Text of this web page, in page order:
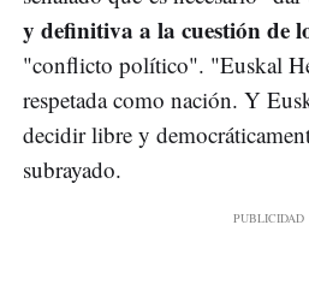
y definitiva a la cuestión de
"conflicto político". "Euskal
respetada como nación. Y
decidir libre y
subrayado.